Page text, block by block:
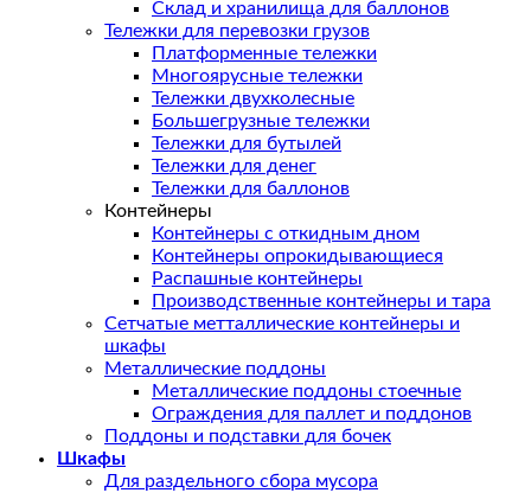
Склад и хранилища для баллонов
Тележки для перевозки грузов
Платформенные тележки
Многоярусные тележки
Тележки двухколесные
Большегрузные тележки
Тележки для бутылей
Тележки для денег
Тележки для баллонов
Контейнеры
Контейнеры с откидным дном
Контейнеры опрокидывающиеся
Распашные контейнеры
Производственные контейнеры и тара
Сетчатые метталлические контейнеры и
шкафы
Металлические поддоны
Металлические поддоны стоечные
Ограждения для паллет и поддонов
Поддоны и подставки для бочек
Шкафы
Для раздельного сбора мусора